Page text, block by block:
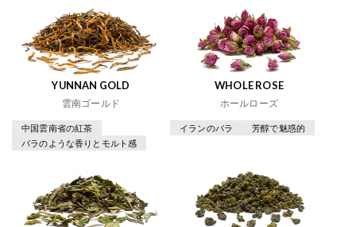
YUNNAN GOLD
雲南ゴールド
中国雲南省の紅茶
バラのような香りとモルト感
WHOLE ROSE
ホールローズ
イランのバラ 芳醇で魅惑的